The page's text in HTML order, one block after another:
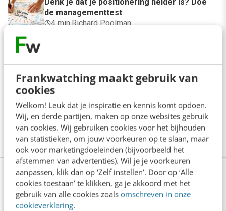
Frankwatching maakt gebruik van
cookies
Welkom! Leuk dat je inspiratie en kennis komt opdoen.
Wij, en derde partijen, maken op onze websites gebruik
van cookies. Wij gebruiken cookies voor het bijhouden
van statistieken, om jouw voorkeuren op te slaan, maar
ook voor marketingdoeleinden (bijvoorbeeld het
afstemmen van advertenties). Wil je je voorkeuren
aanpassen, klik dan op ‘Zelf instellen’. Door op ‘Alle
cookies toestaan’ te klikken, ga je akkoord met het
gebruik van alle cookies zoals omschreven in onze
cookieverklaring.
de managementtest
4 min·Richard Poolman
met een AI-agent
5 min·Edwin Vlems
Offline is terug: waarom fysieke
merkbeleving je nieuwe groeimotor is
8 min· Kristel Shannon Klaassen
Bekijk deze topics of volg ze via een
NieuwsAlert